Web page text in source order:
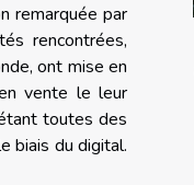
remarquée par
rencontrées,
ont mise en
vente le leur
toutes des
biais du digital.